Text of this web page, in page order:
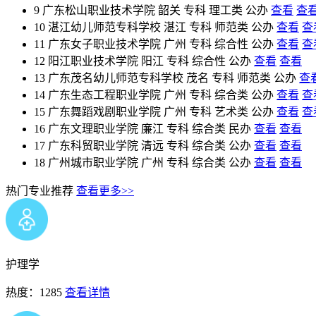
9 广东松山职业技术学院 韶关 专科 理工类 公办 查看 查
10 湛江幼儿师范专科学校 湛江 专科 师范类 公办 查看 查
11 广东女子职业技术学院 广州 专科 综合性 公办 查看 查
12 阳江职业技术学院 阳江 专科 综合性 公办 查看 查看
13 广东茂名幼儿师范专科学校 茂名 专科 师范类 公办 查
14 广东生态工程职业学院 广州 专科 综合类 公办 查看 查
15 广东舞蹈戏剧职业学院 广州 专科 艺术类 公办 查看 查
16 广东文理职业学院 廉江 专科 综合类 民办 查看 查看
17 广东科贸职业学院 清远 专科 综合类 公办 查看 查看
18 广州城市职业学院 广州 专科 综合类 公办 查看 查看
热门专业推荐 查看更多>>
护理学
热度：1285 查看详情